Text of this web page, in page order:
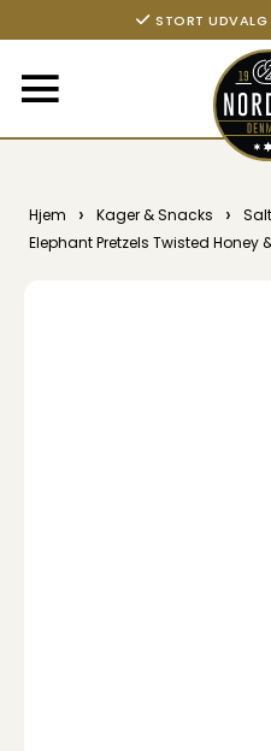
STORT UDVALG
Hjem › Kager & Snacks ›
Elephant Pretzels Twisted Honey